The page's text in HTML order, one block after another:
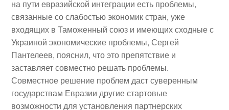
на пути евразийской интеграции есть проблемы,
связанные со слабостью экономик стран, уже
входящих в Таможенный союз и имеющих сходные с
Украиной экономические проблемы, Сергей
Пантелеев, пояснил, что это препятствие и
заставляет совместно решать проблемы.
Совместное решение проблем даст суверенным
государствам Евразии другие стартовые
возможности для установления партнерских